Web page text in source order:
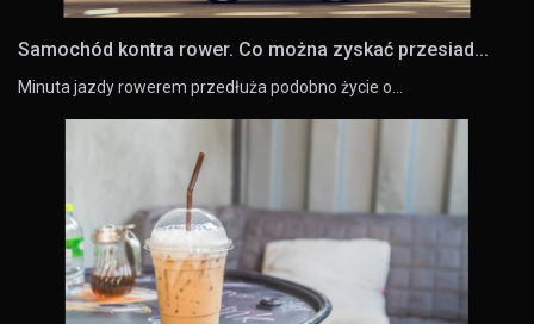
Samochód kontra rower. Co można zyskać przesiad...
Minuta jazdy rowerem przedłuża podobno życie o…